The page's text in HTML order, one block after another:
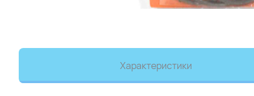
Характеристики